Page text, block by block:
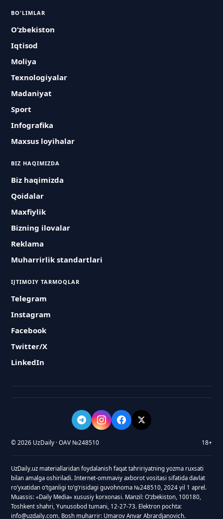
BO'LIMLAR
O‘zbekiston
Iqtisod
Moliya
Texnologiyalar
Madaniyat
Sport
Infografika
Maxsus loyihalar
BIZ HAQIMIZDA
Biz haqimizda
Qoidalar
Maxfiylik
Bizning ilovalar
Reklama
Muharrirlik standartlari
IJTIMOIY TARMOQLAR
Telegram
Instagram
Facebook
Twitter/X
LinkedIn
© 2026 UzDaily · OAV №248510 18+
UzDaily.uz materiallaridan foydalanish faqat tahririyatning yozma ruxsati
bilan amalga oshiriladi. Internet-ommaviy axborot vositasi sifatida davlat
roʻyxatidan oʻtganligi toʻgʻrisidagi guvohnoma №248510, 2024 yil 1 aprel.
Muassis: «Daily Media» xususiy korxonasi. Manzil: Oʻzbekiston, 100180,
Toshkent shahri, Yunusobod tumani, 12-27-73. Elektron pochta:
info@uzdaily.com. Bosh muharrir: Umarov Anvar Abrardjanovich.